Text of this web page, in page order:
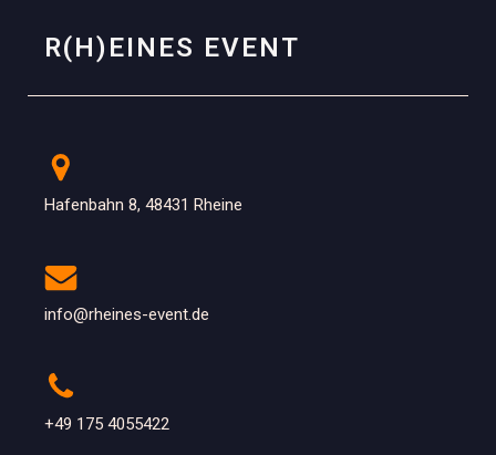
R(H)EINES EVENT
Hafenbahn 8, 48431 Rheine
info@rheines-event.de
+49 175 4055422